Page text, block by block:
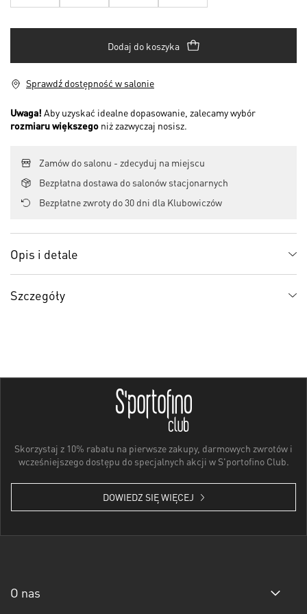
Dodaj do koszyka
Sprawdź dostępność w salonie
Uwaga! Aby uzyskać idealne dopasowanie, zalecamy wybór
rozmiaru większego niż zazwyczaj nosisz.
Zamów do salonu - zdecyduj na miejscu
Bezpłatna dostawa do salonów stacjonarnych
Bezpłatne zwroty do 30 dni dla Klubowiczów
Opis i detale
Szczegóły
Skorzystaj z 10% rabatu na pierwsze zakupy, darmowych zwrotów i
wcześniejszego dostępu do specjalnych akcji w S'portofino Club.
DOWIEDZ SIĘ WIĘCEJ
O nas